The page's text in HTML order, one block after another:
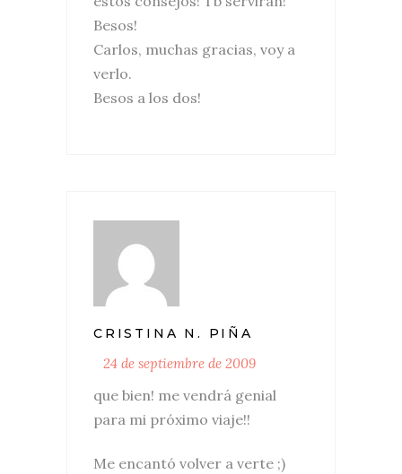
Besos!
Carlos, muchas gracias, voy a
verlo.
Besos a los dos!
CRISTINA N. PIÑA
24 de septiembre de 2009
que bien! me vendrá genial
para mi próximo viaje!!
Me encantó volver a verte ;)